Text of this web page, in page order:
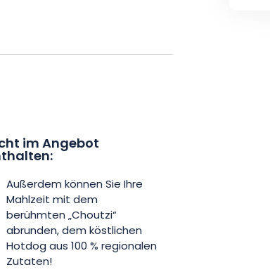
einem ebenso einladenden
Verwöhnen Sie Ihre Sinne mit
kulinarischen Kreationen von
„Apéro Gourmand“-Abend
Heywang und lassen Sie
Erlebnis verzaubern!
im Angebot
Außerdem können Sie Ihre
Mahlzeit mit dem
berühmten „Choutzi“
abrunden, dem köstlichen
Hotdog aus 100 % regionalen
Zutaten!